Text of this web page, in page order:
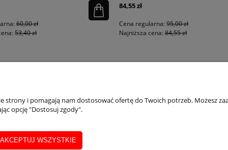
60,00 zł
53,40 zł
84,55 zł
Cena regularna: 95,00 zł
Najniższa cena: 84,55 zł
Dostępne formy płatości
Realizacja, wysyłka i zwroty
strony i pomagają nam dostosować ofertę do Twoich potrzeb. Możesz
opcję "Dostosuj zgody".
WSZYSTKIE